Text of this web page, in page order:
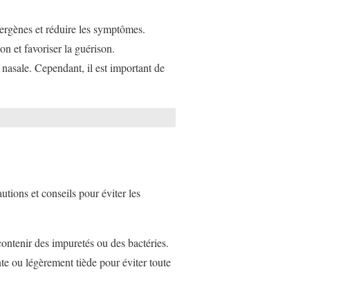
et réduire les symptômes.
et favoriser la guérison.
Cependant, il est important de
et conseils pour éviter les
des impuretés ou des bactéries.
ou légèrement tiède pour éviter toute